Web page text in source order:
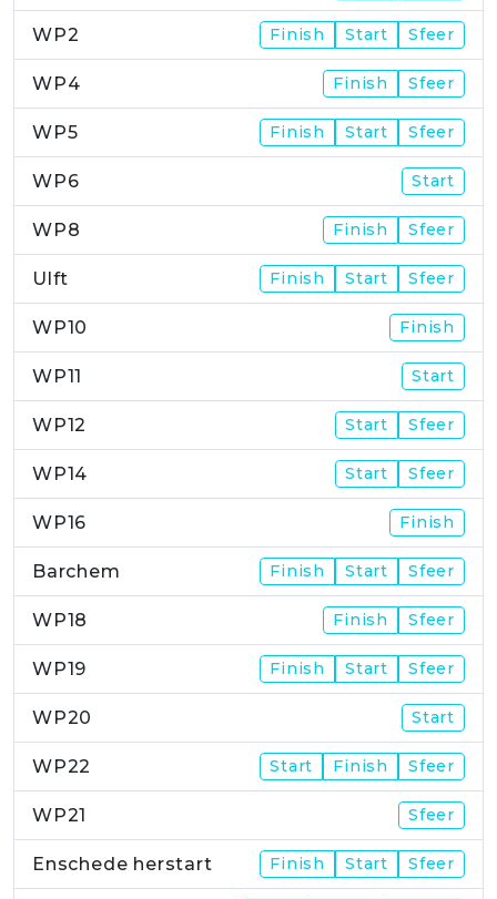
WP2 Finish Start Sfeer
WP4 Finish Sfeer
WP5 Finish Start Sfeer
WP6 Start
WP8 Finish Sfeer
Ulft Finish Start Sfeer
WP10 Finish
WP11 Start
WP12 Start Sfeer
WP14 Start Sfeer
WP16 Finish
Barchem Finish Start Sfeer
WP18 Finish Sfeer
WP19 Finish Start Sfeer
WP20 Start
WP22 Start Finish Sfeer
WP21 Sfeer
Enschede herstart Finish Start Sfeer